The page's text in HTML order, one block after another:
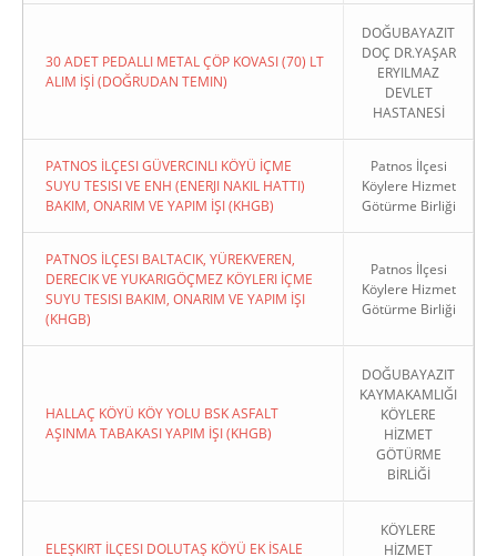
30 ADET PEDALLI METAL ÇÖP KOVASI (70) LT
ALIM İŞİ (DOĞRUDAN TEMIN)
DOĞUBAYAZIT
DOÇ DR.YAŞAR
ERYILMAZ
DEVLET
HASTANESİ
PATNOS İLÇESI GÜVERCINLI KÖYÜ İÇME
SUYU TESISI VE ENH (ENERJI NAKIL HATTI)
BAKIM, ONARIM VE YAPIM İŞI (KHGB)
Patnos İlçesi
Köylere Hizmet
Götürme Birliği
PATNOS İLÇESI BALTACIK, YÜREKVEREN,
DERECIK VE YUKARIGÖÇMEZ KÖYLERI İÇME
SUYU TESISI BAKIM, ONARIM VE YAPIM İŞI
(KHGB)
Patnos İlçesi
Köylere Hizmet
Götürme Birliği
HALLAÇ KÖYÜ KÖY YOLU BSK ASFALT
AŞINMA TABAKASI YAPIM İŞI (KHGB)
DOĞUBAYAZIT
KAYMAKAMLIĞI
KÖYLERE
HİZMET
GÖTÜRME
BİRLİĞİ
ELEŞKIRT İLÇESI DOLUTAŞ KÖYÜ EK İSALE
KÖYLERE
HİZMET